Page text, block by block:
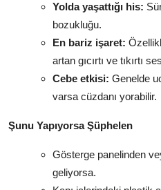
Yolda yaşattığı his:
bozukluğu.
En bariz işaret:
artan gıcırtı ve tıkırtı
Cebe etkisi: Genelde
varsa cüzdanı yorabilir.
Şunu Yapıyorsa Şüphelen
Gösterge panelinden
geliyorsa.